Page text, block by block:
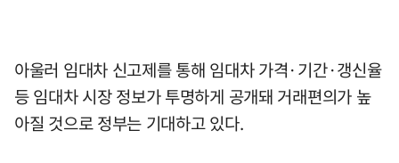
아울러 임대차 신고제를 통해 임대차 가격·기간·갱신율
등 임대차 시장 정보가 투명하게 공개돼 거래편의가 높
아질 것으로 정부는 기대하고 있다.